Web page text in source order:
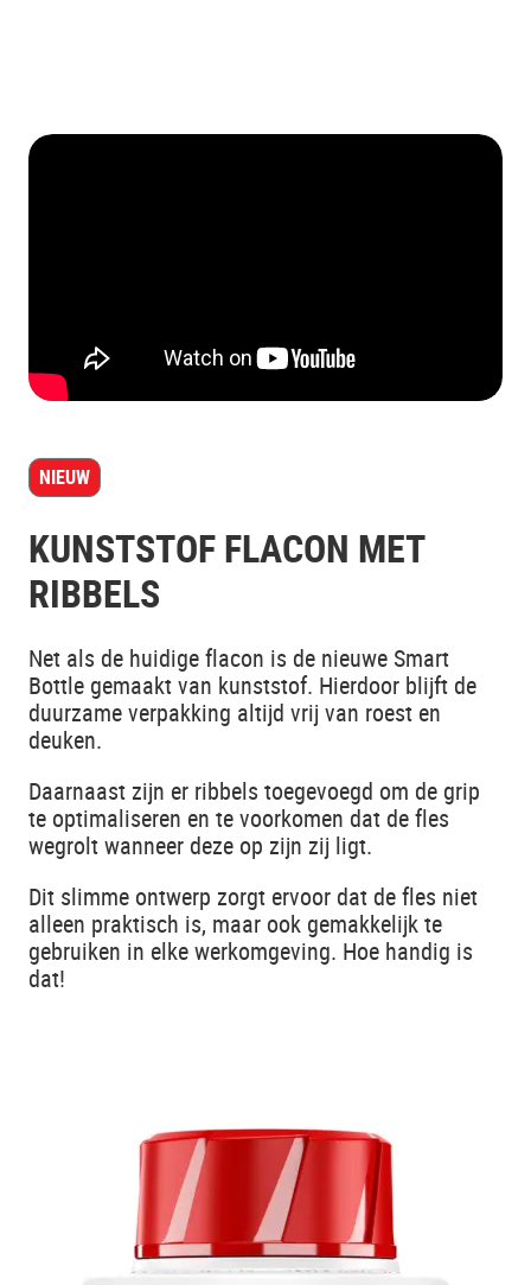
NIEUW
KUNSTSTOF FLACON MET
RIBBELS
Net als de huidige flacon is de nieuwe Smart
Bottle gemaakt van kunststof. Hierdoor blijft de
duurzame verpakking altijd vrij van roest en
deuken.
Daarnaast zijn er ribbels toegevoegd om de grip
te optimaliseren en te voorkomen dat de fles
wegrolt wanneer deze op zijn zij ligt.
Dit slimme ontwerp zorgt ervoor dat de fles niet
alleen praktisch is, maar ook gemakkelijk te
gebruiken in elke werkomgeving. Hoe handig is
dat!